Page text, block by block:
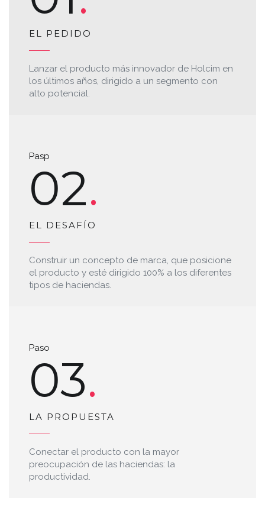
EL PEDIDO
Lanzar el producto más innovador de Holcim en
los últimos años, dirigido a un segmento con
alto potencial.
Pasp
02
EL DESAFÍO
Construir un concepto de marca, que posicione
el producto y esté dirigido 100% a los diferentes
tipos de haciendas.
Paso
03
LA PROPUESTA
Conectar el producto con la mayor
preocupación de las haciendas: la
productividad.